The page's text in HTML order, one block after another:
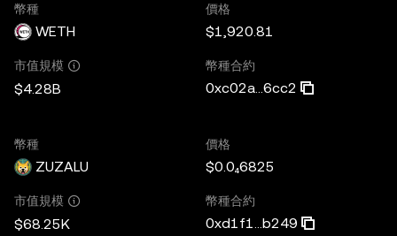
幣種
WETH
價格
$1,920.81
市值規模
$4.28B
幣種合約
0xc02a...6cc2
幣種
ZUZALU
價格
$0.0₄6825
市值規模
$68.25K
幣種合約
0xd1f1...b249